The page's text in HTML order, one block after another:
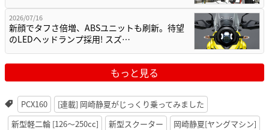
2026/07/16
新顔でタフさ倍増、ABSユニットも刷新。待望
のLEDヘッドランプ採用! スズ…
もっと見る
PCX160
[連載] 岡崎静夏がじっくり乗ってみました
新型軽二輪 [126〜250cc]
新型スクーター
岡崎静夏[ヤングマシン]